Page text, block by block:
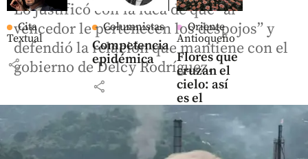
Cita
Textual
share
Columnistas
Competencia
epidémica
share
Oriente
Antioqueño
Flores que
cruzan el
cielo: así
es el
negocio
que mueve
US$ 380
millones
Lo justificó con la idea de que “al
vencedor le pertenecen los despojos” y
defendió la relación que mantiene con el
gobierno de Delcy Rodríguez.